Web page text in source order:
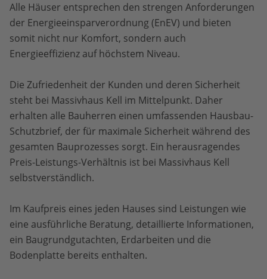
Alle Häuser entsprechen den strengen Anforderungen
der Energieeinsparverordnung (EnEV) und bieten
somit nicht nur Komfort, sondern auch
Energieeffizienz auf höchstem Niveau.
Die Zufriedenheit der Kunden und deren Sicherheit
steht bei Massivhaus Kell im Mittelpunkt. Daher
erhalten alle Bauherren einen umfassenden Hausbau-
Schutzbrief, der für maximale Sicherheit während des
gesamten Bauprozesses sorgt. Ein herausragendes
Preis-Leistungs-Verhältnis ist bei Massivhaus Kell
selbstverständlich.
Im Kaufpreis eines jeden Hauses sind Leistungen wie
eine ausführliche Beratung, detaillierte Informationen,
ein Baugrundgutachten, Erdarbeiten und die
Bodenplatte bereits enthalten.